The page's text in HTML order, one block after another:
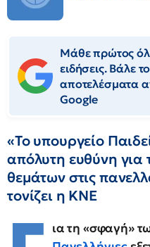
Μάθε πρώτος
ειδήσεις. Βάλε
αποτελέσματα
Google
«Το υπουργείο
απόλυτη ευθύνη
θεμάτων στις
τονίζει η ΚΝΕ
ια τη «σφαγή»